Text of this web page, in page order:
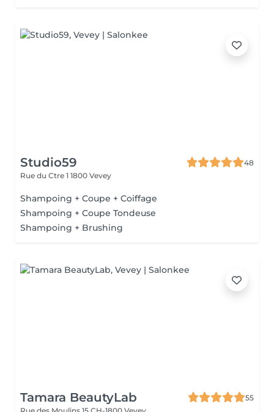
Studio59
48
Rue du Ctre 1 1800 Vevey
Shampoing + Coupe + Coiffage
Shampoing + Coupe Tondeuse
Shampoing + Brushing
Tamara BeautyLab
55